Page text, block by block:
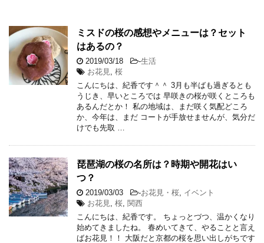
ミスドの桜の感想やメニューは？セット
はあるの？
2019/03/18 -生活
お花見
桜
こんにちは、紀香です＾＾ 3月も半ばも過ぎるとも
うじき、早いところでは 早咲きの桜が咲くところも
あるんだとか！ 私の地域は、まだ咲く気配どころ
か、今年は、まだ コートが手放せませんが、気分だ
けでも先取 …
琵琶湖の桜の名所は？時期や開花はい
つ？
2019/03/03 -お花見・桜 イベント
お花見
桜 関西
こんにちは、紀香です。 ちょっとづつ、温かくなり
始めてきましたね。 春めいてきて、やることと言え
ばお花見！！ 大阪だと京都の桜を思い出しがちです